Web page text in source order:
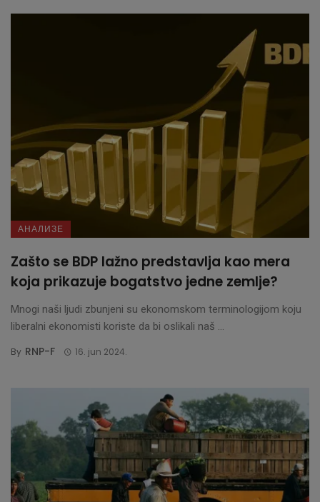
АНАЛИЗЕ
Zašto se BDP lažno predstavlja kao mera
koja prikazuje bogatstvo jedne zemlje?
Mnogi naši ljudi zbunjeni su ekonomskom terminologijom koju
liberalni ekonomisti koriste da bi oslikali naš ...
By RNP-F 16. jun 2024.